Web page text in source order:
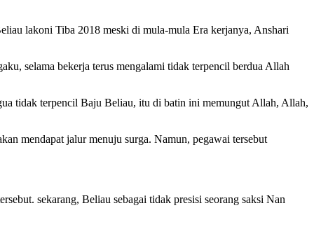
lakoni Tiba 2018 meski di mula-mula Era kerjanya, Anshari
selama bekerja terus mengalami tidak terpencil berdua Allah
tidak terpencil Baju Beliau, itu di batin ini memungut Allah, Allah,
mendapat jalur menuju surga. Namun, pegawai tersebut
sekarang, Beliau sebagai tidak presisi seorang saksi Nan